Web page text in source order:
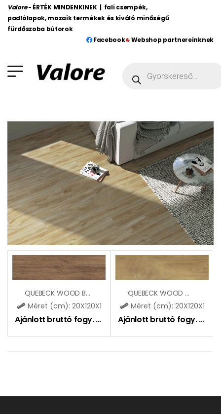
Valore - ÉRTÉK MINDENKINEK | fali csempék,
padlólapok, mozaik termékek és kiváló minőségű
fürdőszoba bútorok
Facebook
Webshop partnereinknek
QUEBECK WOOD BROWN
Méret (cm): 20X120X1
Ajánlott bruttó fogy. ár: 9190Ft
QUEBECK WOOD WOOD
Méret (cm): 20X120X1
Ajánlott bruttó fogy. ár: